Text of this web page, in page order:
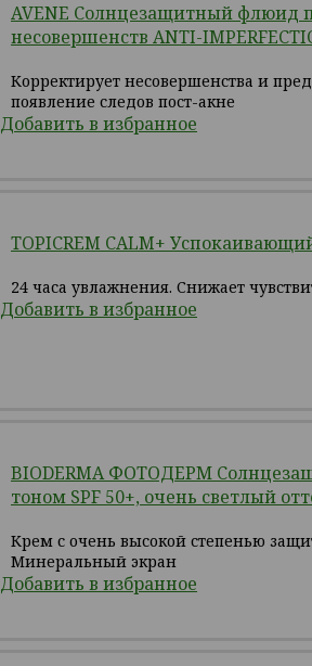
AVENE Солнцезащитный флюид
несовершенств ANTI-
Корректирует несовершенства и
появление следов пост-акне
Добавить в избранное
TOPICREM CALM+
24 часа увлажнения. Снижает
Добавить в избранное
BIODERMA ФОТОДЕРМ
тоном SPF 50+, очень светлый
Крем с очень высокой степенью
Минеральный экран
Добавить в избранное